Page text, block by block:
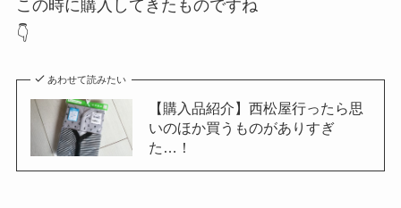
この時に購入してきたものですね
👇
あわせて読みたい
【購入品紹介】西松屋行ったら思
いのほか買うものがありすぎ
た…！